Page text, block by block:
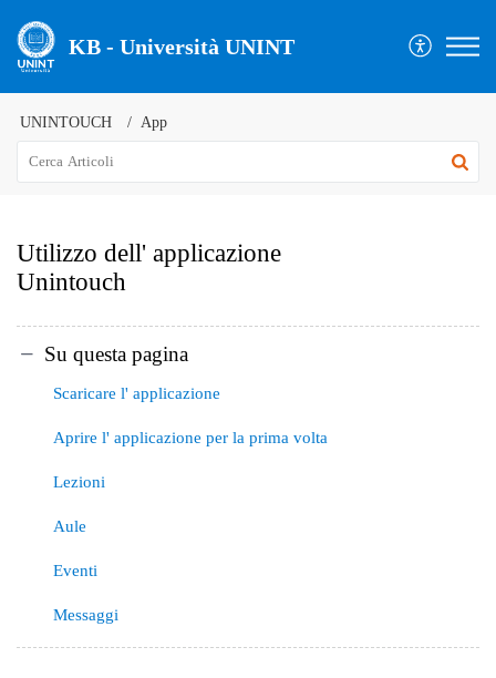
KB - Università UNINT
UNINTOUCH App
Utilizzo dell' applicazione
Unintouch
Su questa pagina
Scaricare l' applicazione
Aprire l' applicazione per la prima volta
Lezioni
Aule
Eventi
Messaggi